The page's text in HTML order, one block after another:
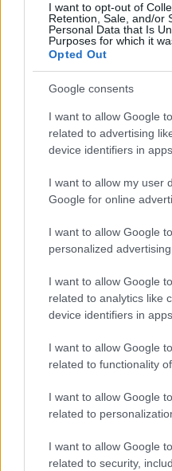
I want to opt-out of
Retention, Sale, and/or
Personal Data that Is
Purposes for which it
Opted Out
Google consents
I want to allow Google
related to advertising
device identifiers in apps.
I want to allow my user
Google for online
I want to allow Google
personalized advertising.
I want to allow Google
related to analytics like
device identifiers in apps.
I want to allow Google
related to functionality
I want to allow Google
related to
I want to allow Google
related to security,
magára hagyott kutyát
korlátozások miatt